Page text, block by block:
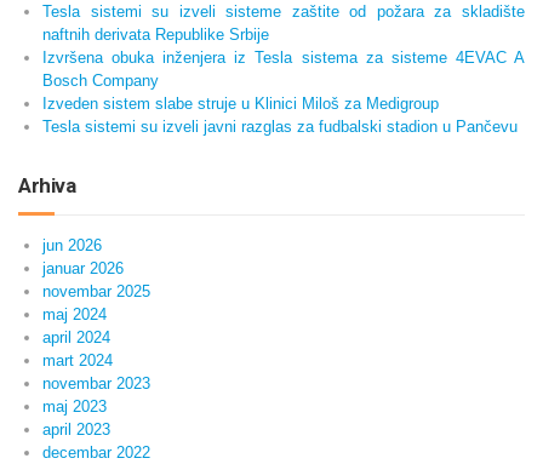
Tesla sistemi su izveli sisteme zaštite od požara za skladište
naftnih derivata Republike Srbije
Izvršena obuka inženjera iz Tesla sistema za sisteme 4EVAC A
Bosch Company
Izveden sistem slabe struje u Klinici Miloš za Medigroup
Tesla sistemi su izveli javni razglas za fudbalski stadion u Pančevu
Arhiva
jun 2026
januar 2026
novembar 2025
maj 2024
april 2024
mart 2024
novembar 2023
maj 2023
april 2023
decembar 2022